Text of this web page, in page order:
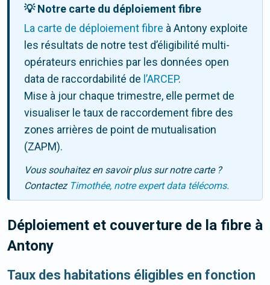
💡 Notre carte du déploiement fibre
La carte de déploiement fibre à Antony exploite
les résultats de notre test d’éligibilité multi-
opérateurs enrichies par les données open
data de raccordabilité de l’ARCEP.
Mise à jour chaque trimestre, elle permet de
visualiser le taux de raccordement fibre des
zones arrières de point de mutualisation
(ZAPM).
Vous souhaitez en savoir plus sur notre carte ?
Contactez Timothée, notre expert data télécoms.
Déploiement et couverture de la fibre à
Antony
Taux des habitations éligibles en fonction